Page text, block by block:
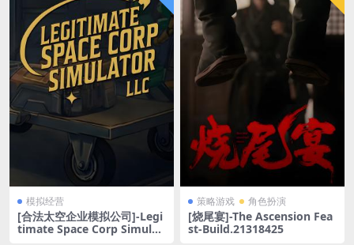
模拟经营
[合法太空企业模拟公司]-Legi
timate Space Corp Simulat
策略游戏 角色扮演
[烧尾宴]-The Ascension Fea
st-Build.21318425